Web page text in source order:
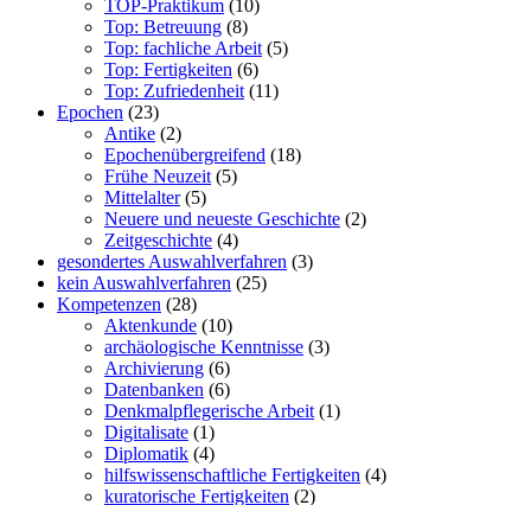
TOP-Praktikum (10)
Top: Betreuung (8)
Top: fachliche Arbeit (5)
Top: Fertigkeiten (6)
Top: Zufriedenheit (11)
Epochen (23)
Antike (2)
Epochenübergreifend (18)
Frühe Neuzeit (5)
Mittelalter(5)
Neuere und neueste Geschichte (2)
Zeitgeschichte (4)
gesondertes Auswahlverfahren (3)
kein Auswahlverfahren (25)
Kompetenzen (28)
Aktenkunde (10)
archäologische Kenntnisse (3)
Archivierung (6)
Datenbanken (6)
Denkmalpflegerische Arbeit (1)
Digitalisate (1)
Diplomatik (4)
hilfswissenschaftliche Fertigkeiten (4)
kuratorische Fertigkeiten (2)